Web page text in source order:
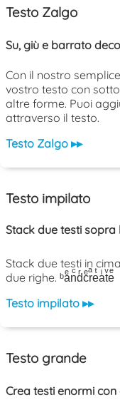
Testo Zalgo
Su, giù e barrato
Con il nostro
vostro testo con
altre forme. Puoi
attraverso il testo.
Testo Zalgo ▸▸
Testo impilato
Stack due testi
Stack due testi in
due righe. ᵇaͤnͨdͬcͤrͣeͭaͥtͮeͤ
Testo impilato ▸▸
Testo grande
Crea testi enormi